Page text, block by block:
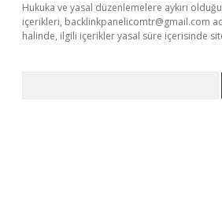
Hukuka ve yasal düzenlemelere aykırı
içerikleri, backlinkpanelicomtr@gmail.com
halinde, ilgili içerikler yasal süre içerisinde